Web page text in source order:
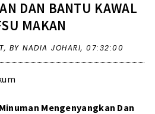
DAN BANTU KAWAL
MAKAN
, BY NADIA JOHARI, 07:32:00
Mengenyangkan Dan